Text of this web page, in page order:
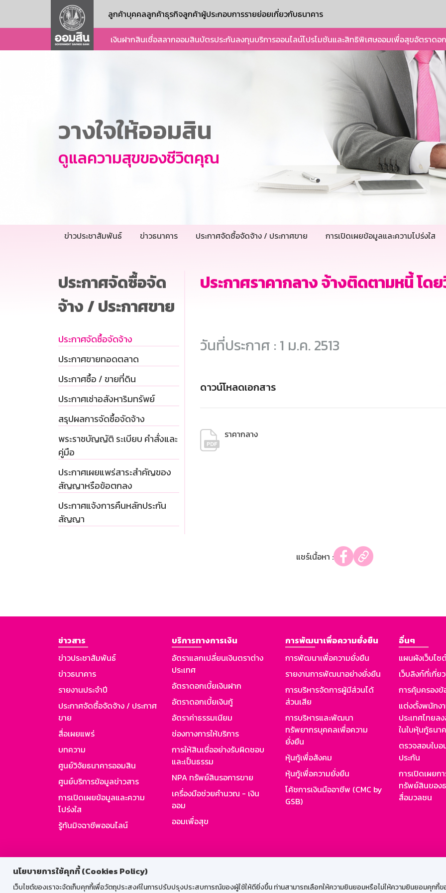
นโยบายการใช้คุกกี้ (Cookies Policy)
เว็บไซต์ของเราจะจัดเก็บคุกกี้เพื่อวัตถุประสงค์ในการปรับปรุงประสบการณ์ของผู้ใช้ให้ดียิ่งขึ้น ท่านสามารถเลือกให้ความยินยอมหรือไม่ให้ความยินยอมคุกกี้ข
ลูกค้าบุคคลลูกค้าธุรกิจลูกค้าผู้ประกอบการรายย่อยเกี่ยวกับธนาคาร
เงินฝากสินเชื่อสลากออมสินบัตรประกันลงทุนบริการออนไลน์โปรโมชันและสิทธิพิเศษออมเพื่อสุขอัตราดอ
วางใจให้ออมสิน
ดูแลความสุขของชีวิตคุณ
ข่าวประชาสัมพันธ์ ข่าวธนาคาร ประกาศจัดซื้อจัดจ้าง / ประกาศขาย การเปิดเผยข้อมูลและความโปร่งใส
ประกาศจัดซื้อจัด
จ้าง / ประกาศขาย
ประกาศจัดซื้อจัดจ้าง
ประกาศขายทอดตลาด
ประกาศซื้อ / ขายที่ดิน
ประกาศเช่าอสังหาริมทรัพย์
สรุปผลการจัดซื้อจัดจ้าง
พระราชบัญญัติ ระเบียบ คำสั่งและ
คู่มือ
ประกาศเผยแพร่สาระสำคัญของ
สัญญาหรือข้อตกลง
ประกาศแจ้งการคืนหลักประกัน
สัญญา
ประกาศราคากลาง จ้างติดตามหนี้ โด
วันที่ประกาศ : 1 ม.ค. 2513
ดาวน์โหลดเอกสาร
ราคากลาง
แชร์เนื้อหา :
ข่าวสาร
ข่าวประชาสัมพันธ์
ข่าวธนาคาร
รายงานประจำปี
ประกาศจัดซื้อจัดจ้าง / ประกาศ
ขาย
สื่อเผยแพร่
บทความ
ศูนย์วิจัยธนาคารออมสิน
ศูนย์บริการข้อมูลข่าวสาร
การเปิดเผยข้อมูลและความ
โปร่งใส
รู้ทันมิจฉาชีพออนไลน์
บริการทางการเงิน
อัตราแลกเปลี่ยนเงินตราต่าง
ประเทศ
อัตราดอกเบี้ยเงินฝาก
อัตราดอกเบี้ยเงินกู้
อัตราค่าธรรมเนียม
ช่องทางการให้บริการ
การให้สินเชื่ออย่างรับผิดชอบ
และเป็นธรรม
NPA ทรัพย์สินรอการขาย
เครื่องมือช่วยคำนวณ - เงิน
ออม
ออมเพื่อสุข
การพัฒนาเพื่อความยั่งยืน
การพัฒนาเพื่อความยั่งยืน
รายงานการพัฒนาอย่างยั่งยืน
การบริหารจัดการผู้มีส่วนได้
ส่วนเสีย
การบริหารและพัฒนา
ทรัพยากรบุคคลเพื่อความ
ยั่งยืน
หุ้นกู้เพื่อสังคม
หุ้นกู้เพื่อความยั่งยืน
โค้ชการเงินมืออาชีพ (CMC by
GSB)
อื่นๆ
แผนผังเว็บไซ
เว็บลิงก์ที่เกี่ย
การคุ้มครอง
แต่งตั้งพนักง
ประเทศไทยล
ในใบหุ้นกู้ธนา
ตรวจสอบใบ
ประกัน
การเปิดเผยก
ทรัพย์สินของ
สื่อมวลชน